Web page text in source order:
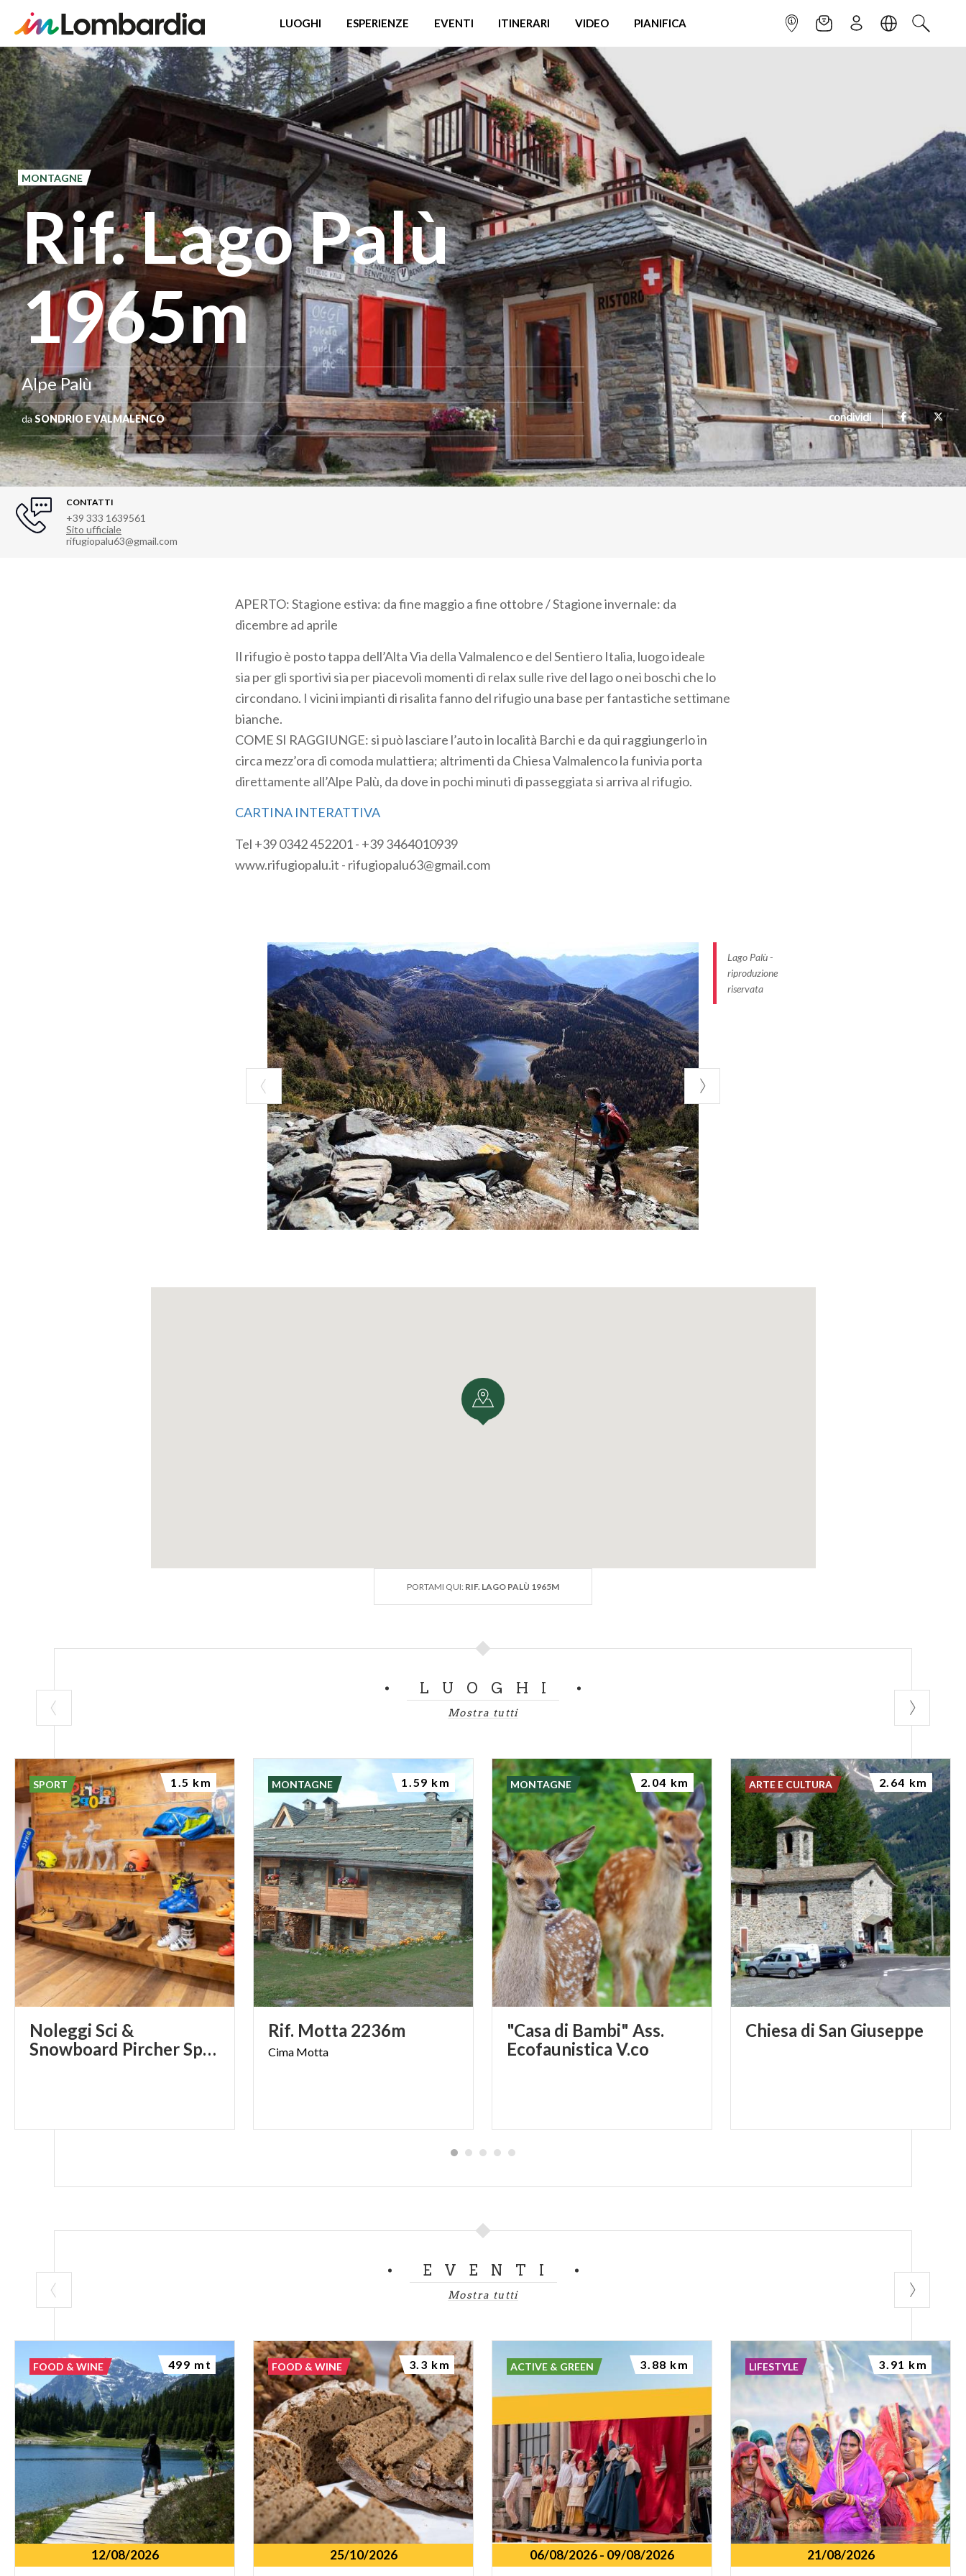
Salta
al
contenuto
principale
LUOGHI ESPERIENZE EVENTI ITINERARI VIDEO PIANIFICA INFOPOINTNEWSLETTER
ISCRIVITILINGUACERCA
MONTAGNE
Rif. Lago Palù
1965m
Alpe Palù
daSONDRIO E VALMALENCO condividi
CONTATTI
+39 333 1639561
Sito ufficiale
rifugiopalu63@gmail.com
APERTO: Stagione estiva: da fine maggio a fine ottobre / Stagione invernale: da
dicembre ad aprile
Il rifugio è posto tappa dell’Alta Via della Valmalenco e del Sentiero Italia, luogo ideale
sia per gli sportivi sia per piacevoli momenti di relax sulle rive del lago o nei boschi che lo
circondano. I vicini impianti di risalita fanno del rifugio una base per fantastiche settimane
bianche.
COME SI RAGGIUNGE: si può lasciare l’auto in località Barchi e da qui raggiungerlo in
circa mezz’ora di comoda mulattiera; altrimenti da Chiesa Valmalenco la funivia porta
direttamente all’Alpe Palù, da dove in pochi minuti di passeggiata si arriva al rifugio.
CARTINA INTERATTIVA
Tel +39 0342 452201 - +39 3464010939
www.rifugiopalu.it - rifugiopalu63@gmail.com
Lago Palù -
riproduzione
riservata
PORTAMI QUI: RIF. LAGO PALÙ 1965M
LUOGHI
Mostra tutti
Noleggi Sci &
Snowboard Pircher Sport
SPORT 1.5 km
Rif. Motta 2236m
Cima Motta
MONTAGNE 1.59 km
"Casa di Bambi" Ass.
Ecofaunistica V.co
MONTAGNE 2.04 km
Chiesa di San Giuseppe
ARTE E CULTURA 2.64 km
EVENTI
Mostra tutti
12/08/2026
FOOD & WINE 499 mt
25/10/2026
FOOD & WINE 3.3 km
06/08/2026- 09/08/2026
ACTIVE & GREEN 3.88 km
21/08/2026
LIFESTYLE 3.91 km